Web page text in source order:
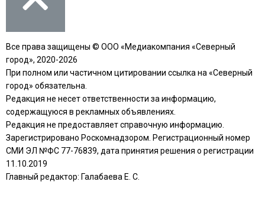
Все права защищены © ООО «Медиакомпания «Северный
город», 2020-2026
При полном или частичном цитировании ссылка на «Северный
город» обязательна.
Редакция не несет ответственности за информацию,
содержащуюся в рекламных объявлениях.
Редакция не предоставляет справочную информацию.
Зарегистрировано Роскомнадзором. Регистрационный номер
СМИ ЭЛ №ФС 77-76839, дата принятия решения о регистрации
11.10.2019
Главный редактор: Галабаева Е. С.